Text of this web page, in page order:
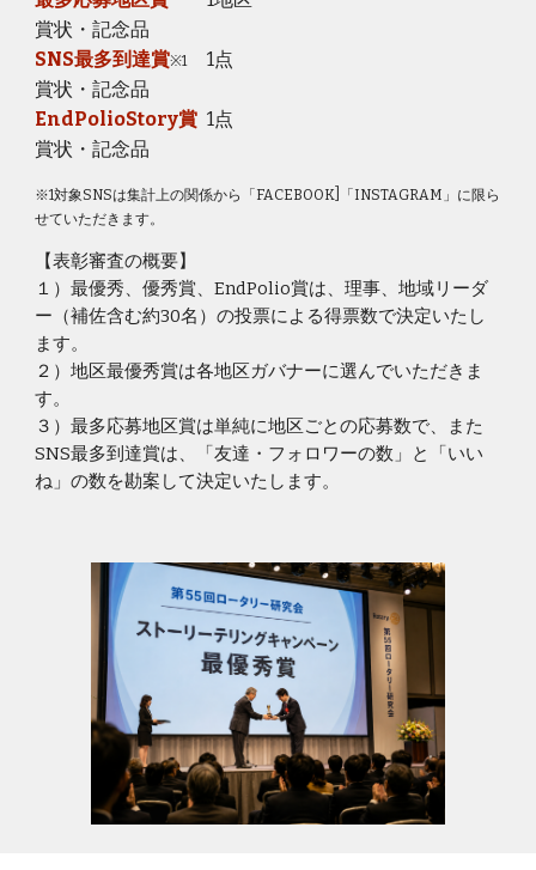
賞状・記念品
SNS最多到達賞※1
1点
賞状・記念品
EndPolioStory賞 1点
賞状・記念品
※1対象SNSは集計上の関係から「FACEBOOK]「INSTAGRAM」に限ら
せていただきます。
【表彰審査の概要】
１）最優秀、優秀賞、EndPolio賞は、理事、地域リーダ
ー（補佐含む約30名）の投票による得票数で決定いたし
ます。
２）地区最優秀賞は各地区ガバナーに選んでいただきま
す。
３）最多応募地区賞は単純に地区ごとの応募数で、また
SNS最多到達賞は、「友達・フォロワーの数」と「いい
ね」の数を勘案して決定いたします。